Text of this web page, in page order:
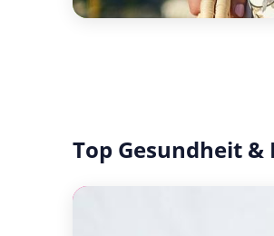
Top Gesundheit